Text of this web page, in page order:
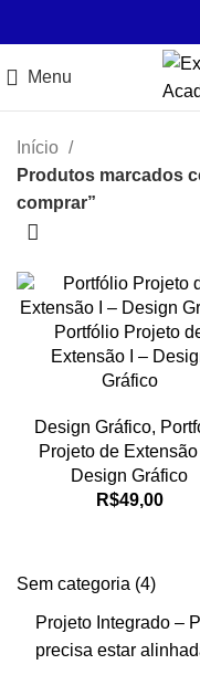
Menu
Sem categoria 4
Projeto Integrado –
precisa estar
Início
Produtos marcados
comprar”
Portfólio Projeto
Extensão I –
Gráfico
Design Gráfico,
Projeto de Extensão
Design Gráfico
R$49,00